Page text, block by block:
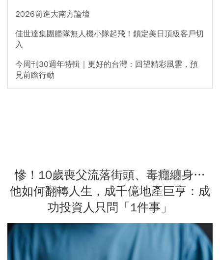
2026前進大南方論壇
佳世達集團艦隊無人機小隊起飛！鎖定美日頂級客戶切
入
今周刊30週年特輯｜更好的台灣：回望精彩風雲，預
見前瞻行動
慘！10歲喪父流落街頭、毒癮纏身…
他如何翻轉人生，成千億地產巨亨：成
功投資人只問「1件事」